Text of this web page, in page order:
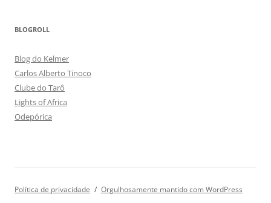
BLOGROLL
Blog do Kelmer
Carlos Alberto Tinoco
Clube do Tarô
Lights of Africa
Odepórica
Política de privacidade Orgulhosamente mantido com WordPress